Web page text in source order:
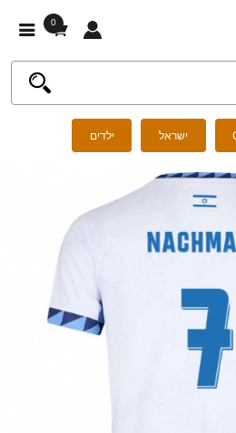
0
ישראל ילדים